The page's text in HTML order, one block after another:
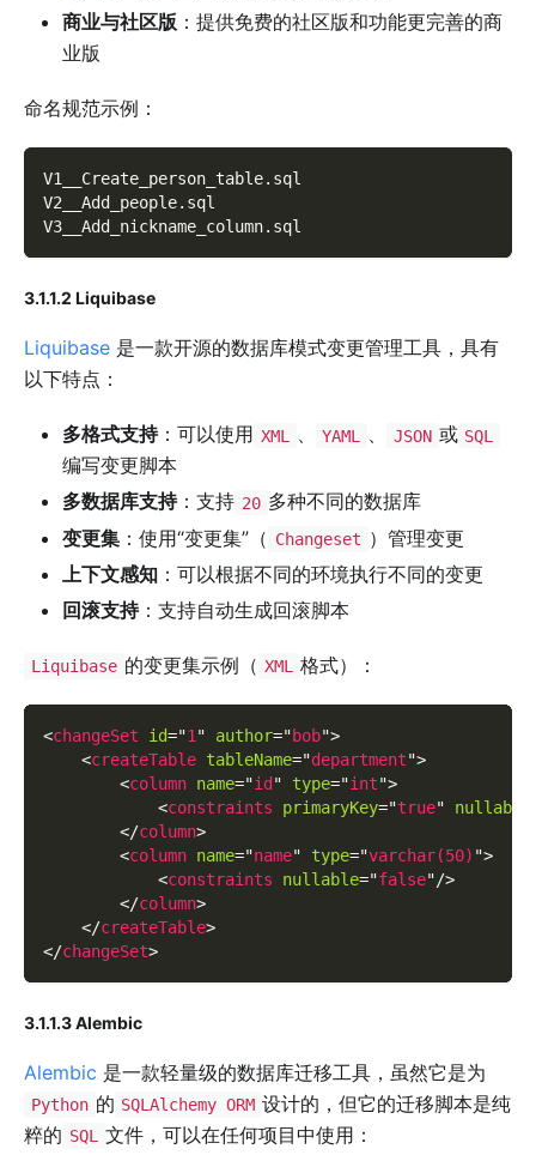
商业与社区版 ：提供免费的社区版和功能更完善的商
业版
命名规范示例：
V1__Create_person_table. sql
V2__Add_people. sql
V3__Add_nickname_column. sql
3.1.1.2 Liquibase
Liquibase 是一款开源的数据库模式变更管理工具，具有
以下特点：
多格式支持：可以使用 XML 、 YAML 、 JSON 或 SQL
编写变更脚本
多数据库支持：支持 20 多种不同的数据库
变更集 ：使用“变更集”（ Changeset ）管理变更
上下文感知 ：可以根据不同的环境执行不同的变更
回滚支持：支持自动生成回滚脚本
Liquibase 的变更集示例（ XML 格式）：
<changeSet id="1 " author="bob">
<createTable tableName="department">
<column name="id " type="int">
<constraints primaryKey="true" nullable
</column>
<column name="name" type="varchar(50) ">
<constraints nullable="false"/>
</column>
</createTable>
</changeSet>
3.1.1.3 Alembic
Alembic 是一款轻量级的数据库迁移工具，虽然它是为
Python 的 SQLAlchemy ORM 设计的，但它的迁移脚本是纯
粹的 SQL 文件，可以在任何项目中使用：